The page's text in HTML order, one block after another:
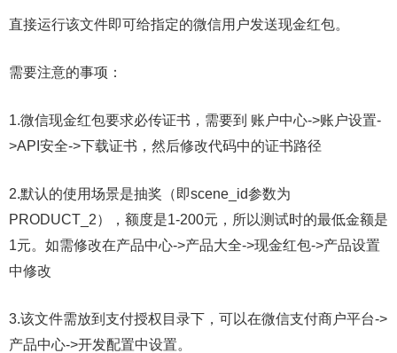
直接运行该文件即可给指定的微信用户发送现金红包。
需要注意的事项：
1.微信现金红包要求必传证书，需要到 账户中心->账户设置-
>API安全->下载证书，然后修改代码中的证书路径
2.默认的使用场景是抽奖（即scene_id参数为
PRODUCT_2），额度是1-200元，所以测试时的最低金额是
1元。如需修改在产品中心->产品大全->现金红包->产品设置
中修改
3.该文件需放到支付授权目录下，可以在微信支付商户平台->
产品中心->开发配置中设置。